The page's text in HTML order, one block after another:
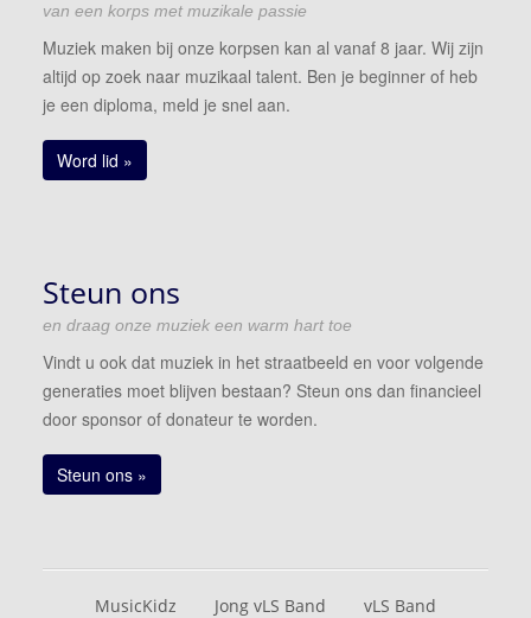
van een korps met muzikale passie
Muziek maken bij onze korpsen kan al vanaf 8 jaar. Wij zijn
altijd op zoek naar muzikaal talent. Ben je beginner of heb
je een diploma, meld je snel aan.
Word lid »
Steun ons
en draag onze muziek een warm hart toe
Vindt u ook dat muziek in het straatbeeld en voor volgende
generaties moet blijven bestaan? Steun ons dan financieel
door sponsor of donateur te worden.
Steun ons »
MusicKidz Jong vLS Band vLS Band